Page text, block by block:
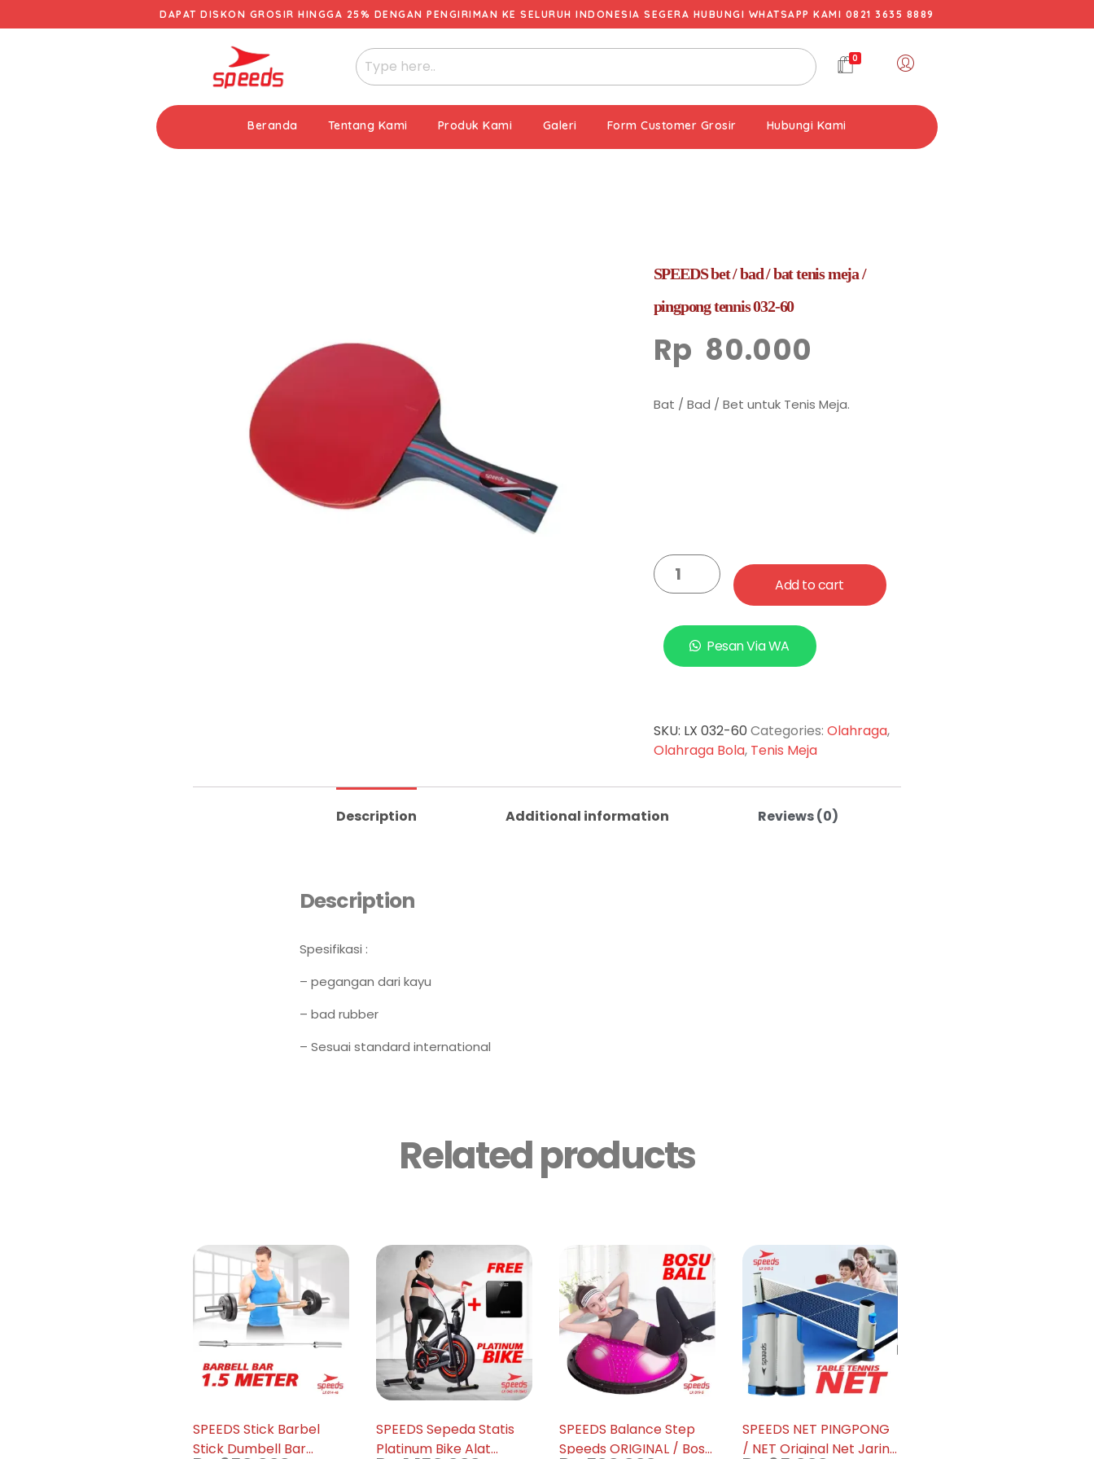
DAPAT DISKON GROSIR HINGGA 25% DENGAN PENGIRIMAN KE SELURUH INDONESIA SEGERA HUBUNGI WHATSAPP KAMI 0821 3635 8889
0
Beranda Tentang Kami Produk Kami Galeri Form Customer Grosir Hubungi Kami
SPEEDS bet / bad / bat tenis meja /
pingpong tennis 032-60
Rp 80.000
Bat / Bad / Bet untuk Tenis Meja.
Add to cart
Pesan Via WA
SKU: LX 032-60 Categories: Olahraga,
Olahraga Bola, Tenis Meja
Description Additional information Reviews (0)
Description
Spesifikasi :
– pegangan dari kayu
– bad rubber
– Sesuai standard international
Related products
SPEEDS Stick Barbel
Stick Dumbell Bar
SPEEDS Sepeda Statis
Platinum Bike Alat
SPEEDS Balance Step
Speeds ORIGINAL / Bosu
SPEEDS NET PINGPONG
/ NET Original Net Jaring